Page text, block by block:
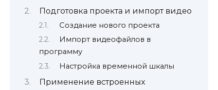
Подготовка проекта и импорт видео
Создание нового проекта
Импорт видеофайлов в
программу
Настройка временной шкалы
Применение встроенных